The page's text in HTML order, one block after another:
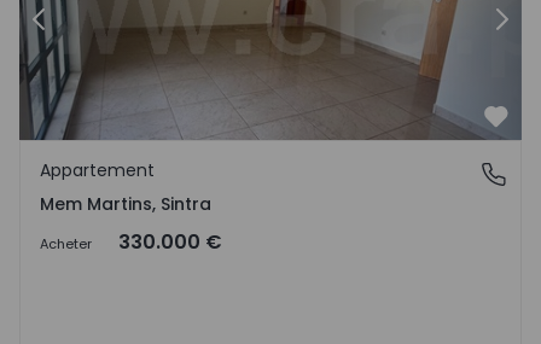
Précédent
Mem Martins, Sintra
Appartement
Mem Martins, Sintra
Acheter 330.000 €